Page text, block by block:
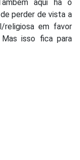
aqui há o
perder de vista a
religiosa em favor
isso fica para